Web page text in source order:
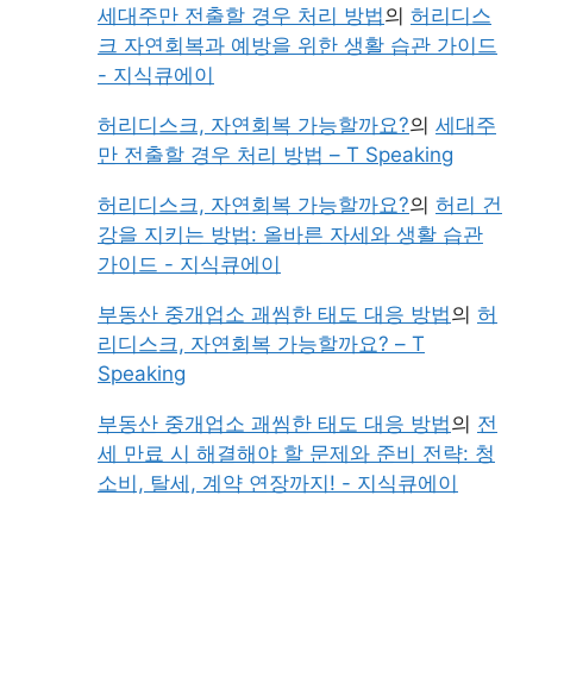
세대주만 전출할 경우 처리 방법의 허리디스
크 자연회복과 예방을 위한 생활 습관 가이드
- 지식큐에이
허리디스크, 자연회복 가능할까요?의 세대주
만 전출할 경우 처리 방법 – T Speaking
허리디스크, 자연회복 가능할까요?의 허리 건
강을 지키는 방법: 올바른 자세와 생활 습관
가이드 - 지식큐에이
부동산 중개업소 괘씸한 태도 대응 방법의 허
리디스크, 자연회복 가능할까요? – T
Speaking
부동산 중개업소 괘씸한 태도 대응 방법의 전
세 만료 시 해결해야 할 문제와 준비 전략: 청
소비, 탈세, 계약 연장까지! - 지식큐에이